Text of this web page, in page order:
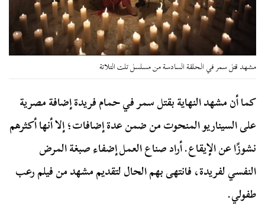
مشهد قتل سمر في الحلقة السادسة من مسلسل تلت التلاتة
كما أن مشهد النهاية بقتل سمر في حمام فريدة إضافة مصرية
على السيناريو المنحوت من ضمن عدة إضافات؛ إلا أنها أكثرهم
نشوزًا عن الإيقاع. أراد صناع العمل إضفاء صبغة المرض
النفسي لفريدة، فانتهى بهم الحال لتقديم مشهد من فيلم رعب
طفولي.